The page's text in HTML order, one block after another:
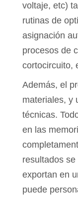
voltaje, etc)
rutinas de
asignación
procesos de
cortocircuito,
Además, el
materiales, y
técnicas.
en las
resultados
exportan en
puede